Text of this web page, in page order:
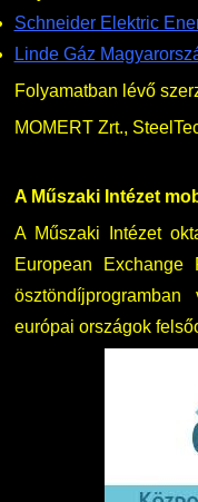
Schneider Elektric
Linde Gáz
Folyamatban lévő
MOMERT Zrt.,
A Műszaki Intézet
A Műszaki Intézet
European Exchange
európai országok